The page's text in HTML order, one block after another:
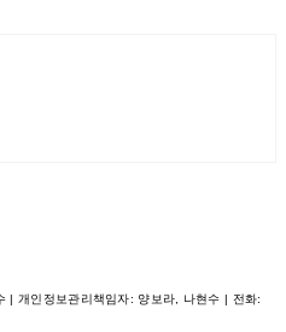
| 개인정보관리책임자: 양보라, 나현수 | 전화: